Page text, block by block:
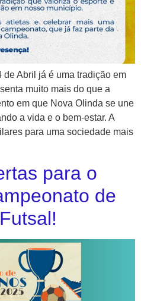
Abril já é uma tradição em
muito mais do que a
em que Nova Olinda se une
a vida e o bem-estar. A
para uma sociedade mais
para o
de